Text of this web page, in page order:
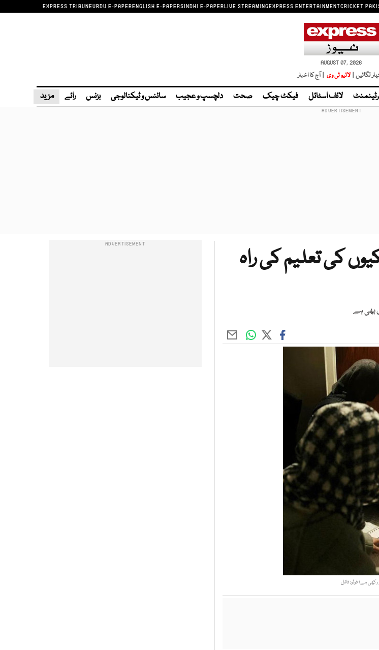
EXPRESS TRIBUNEURDU E-PAPERENGLISH E-PAPERSINDHI E-PAPERLIVE STREAMINGEXPRESS ENTERTAINMENTCRICKET
AUGUST 07, 2026
لگائیں | لائیو ٹی وی | آج کا اخبار
لائف اسٹائل فیکٹ چیک صحت دلچسپ و عجیب سائنس و ٹیکنالوجی بزنس رائے مزید
کی تعلیم کی راہ
بھی ہے
ہے؛ فوٹو: فائل